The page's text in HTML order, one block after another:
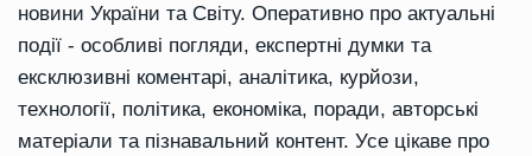
новини України та Світу. Оперативно про актуальні
події - особливі погляди, експертні думки та
ексклюзивні коментарі, аналітика, курйози,
технології, політика, економіка, поради, авторські
матеріали та пізнавальний контент. Усе цікаве про